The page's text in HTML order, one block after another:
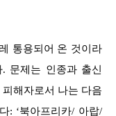
통용되어 온 것이라
문제는 인종과 출신
해자로서 나는 다음
: ‘북아프리카/ 아랍/